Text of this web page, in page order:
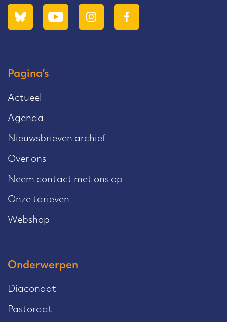
Pagina’s
Actueel
Agenda
Nieuwsbrieven archief
Over ons
Neem contact met ons op
Onze tarieven
Webshop
Onderwerpen
Diaconaat
Pastoraat